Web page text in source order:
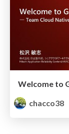
Welcome to
chacco38